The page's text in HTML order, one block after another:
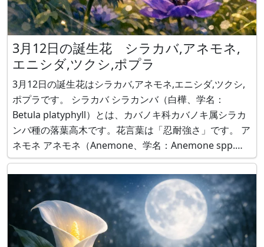
3月12日の誕生花 シラカバ,アネモネ,
エニシダ,ツクシ,ポプラ
3月12日の誕生花はシラカバ,アネモネ,エニシダ,ツクシ,
ポプラです。 シラカバ シラカンバ（白樺、学名：
Betula platyphyll）とは、カバノキ科カバノキ属シラカ
ンバ種の落葉高木です。花言葉は「忍耐強さ」です。 ア
ネモネ アネモネ（Anemone、学名：Anemone spp.）
は、地中海沿岸原産で、キンポウゲ科イチリンソウ属の
多年草です。花言葉は「あなたを信じて待つ」です。